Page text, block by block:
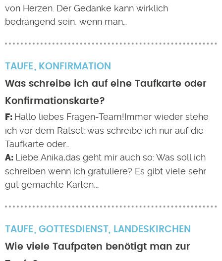
von Herzen. Der Gedanke kann wirklich
bedrängend sein, wenn man…
TAUFE
KONFIRMATION
Was schreibe ich auf eine Taufkarte oder
Konfirmationskarte?
Hallo liebes Fragen-Team!Immer wieder stehe
ich vor dem Rätsel: was schreibe ich nur auf die
Taufkarte oder…
Liebe Anika,das geht mir auch so: Was soll ich
schreiben wenn ich gratuliere? Es gibt viele sehr
gut gemachte Karten,…
TAUFE GOTTESDIENST, LANDESKIRCHEN
Wie viele Taufpaten benötigt man zur